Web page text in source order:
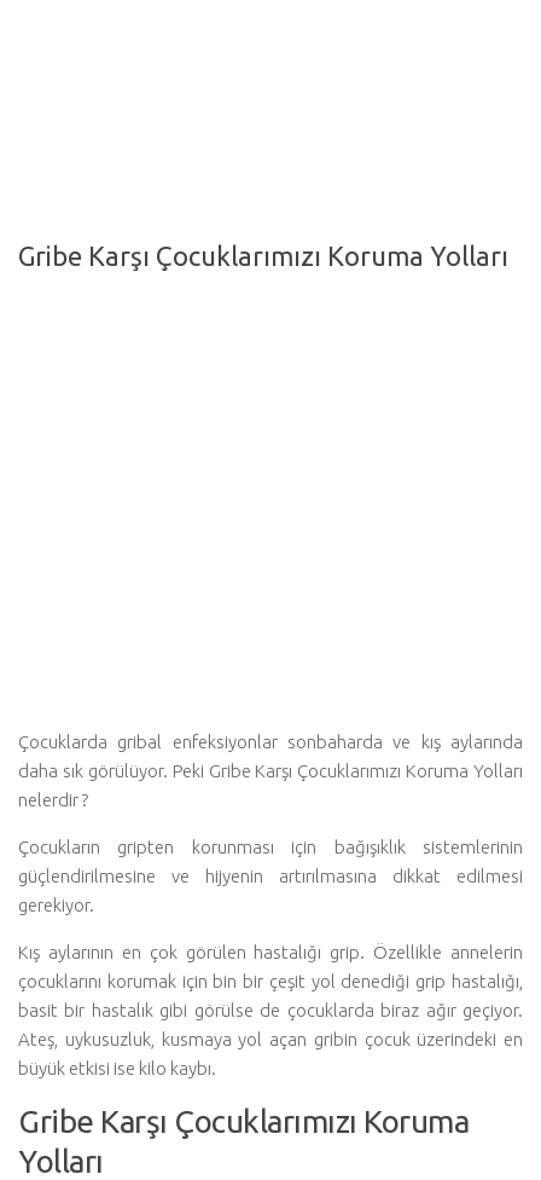
Cilt-Güzellik
Gribe Karşı Çocuklarımızı Koruma Yolları
Çocuklarda gribal enfeksiyonlar sonbaharda ve kış aylarında
daha sık görülüyor. Peki Gribe Karşı Çocuklarımızı Koruma Yolları
nelerdir ?
Çocukların gripten korunması için bağışıklık sistemlerinin
güçlendirilmesine ve hijyenin artırılmasına dikkat edilmesi
gerekiyor.
Kış aylarının en çok görülen hastalığı grip. Özellikle annelerin
çocuklarını korumak için bin bir çeşit yol denediği grip hastalığı,
basit bir hastalık gibi görülse de çocuklarda biraz ağır geçiyor.
Ateş, uykusuzluk, kusmaya yol açan gribin çocuk üzerindeki en
büyük etkisi ise kilo kaybı.
Gribe Karşı Çocuklarımızı Koruma
Yolları